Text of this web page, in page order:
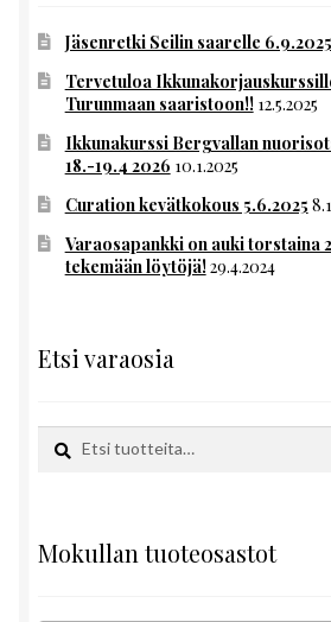
Jäsenretki Seilin saarelle 6.9.2025
Tervetuloa
Turunmaan saaristoon!! 12.5.2025
Ikkunakurssi Bergvallan
18.-19.4 2026 10.1.2025
Curation kevätkokous 5.6.2025
Varaosapankki on auki torstaina
tekemään löytöjä!29.4.2024
Etsi varaosia
Etsi:
Haku
Mokullan tuoteosastot